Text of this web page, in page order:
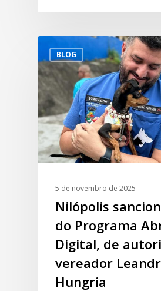
BLOG
5 de novembro de 2025
Nilópolis
do Programa
Digital, de
vereador
Hungria